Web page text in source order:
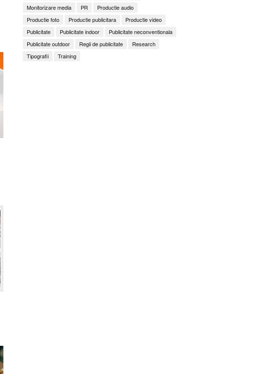
Monitorizare media
PR
Productie audio
Productie foto
Productie publicitara
Productie video
Publicitate
Publicitate indoor
Publicitate neconventionala
Publicitate outdoor
Regii de publicitate
Research
Tipografii
Training